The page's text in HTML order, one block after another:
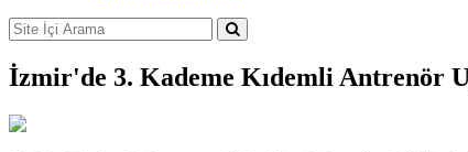
İzmir'de 3. Kademe Kıdemli Antrenör